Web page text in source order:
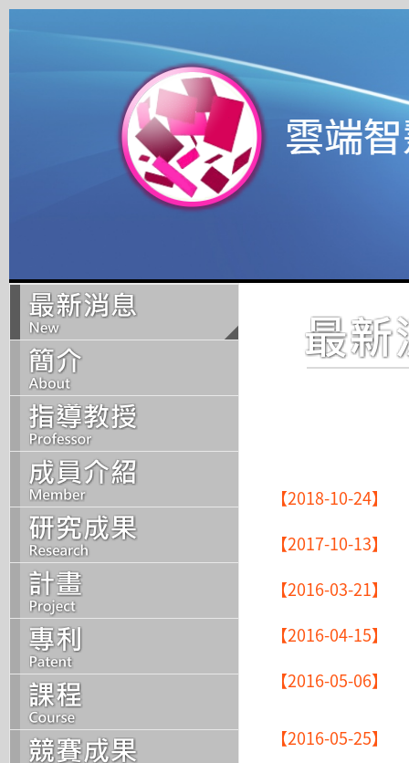
【2018-10-24】
【2017-10-13】
【2016-03-21】
【2016-04-15】
【2016-05-06】
【2016-05-25】